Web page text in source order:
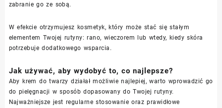
zabranie go ze sobą.
W efekcie otrzymujesz kosmetyk, który może stać się stałym
elementem Twojej rutyny: rano, wieczorem lub wtedy, kiedy skóra
potrzebuje dodatkowego wsparcia.
Jak używać, aby wydobyć to, co najlepsze?
Aby krem do twarzy działał możliwie najlepiej, warto wprowadzić go
do pielęgnacji w sposób dopasowany do Twojej rutyny.
Najważniejsze jest regularne stosowanie oraz prawidłowe